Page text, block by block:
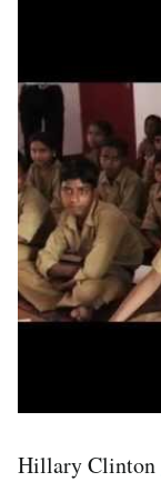
Hillary Clinton